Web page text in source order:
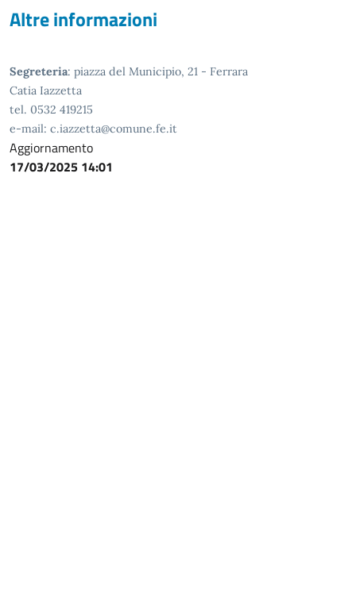
Altre informazioni
Segreteria: piazza del Municipio, 21 - Ferrara
Catia Iazzetta
tel. 0532 419215
e-mail: c.iazzetta@comune.fe.it
Aggiornamento
17/03/2025 14:01